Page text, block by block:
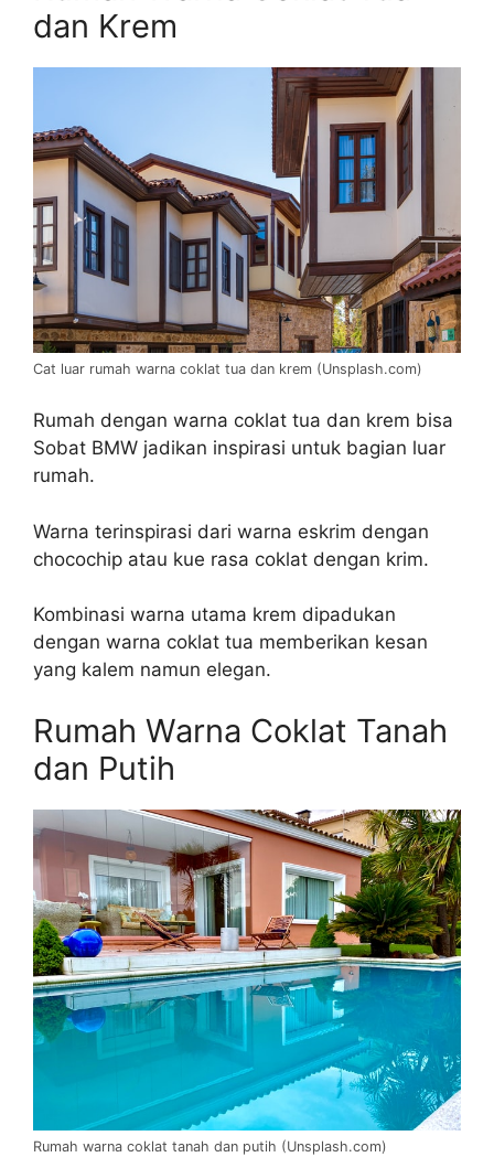
dan Krem
Cat luar rumah warna coklat tua dan krem (Unsplash.com)
Rumah dengan warna coklat tua dan krem bisa
Sobat BMW jadikan inspirasi untuk bagian luar
rumah.
Warna terinspirasi dari warna eskrim dengan
chocochip atau kue rasa coklat dengan krim.
Kombinasi warna utama krem dipadukan
dengan warna coklat tua memberikan kesan
yang kalem namun elegan.
Rumah Warna Coklat Tanah
dan Putih
Rumah warna coklat tanah dan putih (Unsplash.com)